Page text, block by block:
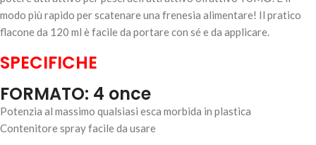
modo più rapido per scatenare una frenesia alimentare! Il pratico
flacone da 120 ml è facile da portare con sé e da applicare.
SPECIFICHE
FORMATO: 4 once
Potenzia al massimo qualsiasi esca morbida in plastica
Contenitore spray facile da usare